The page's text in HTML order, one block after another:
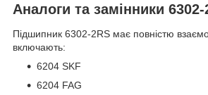
Аналоги та замінники 6302-
Підшипник 6302-2RS має повністю
включають:
6204 SKF
6204 FAG